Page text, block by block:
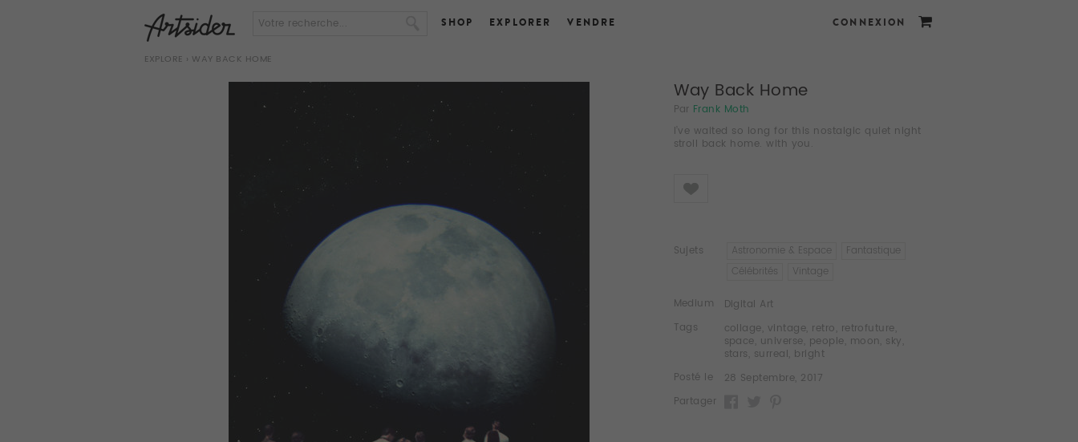
SHOP EXPLORER VENDRE CONNEXION
EXPLORE › WAY BACK HOME
Way Back Home
Par Frank Moth
I’ve waited so long for this nostalgic quiet night
stroll back home. with you.
Like
Sujets Astronomie & Espace
Fantastique
Célébrités
Vintage
Medium
Digital Art
Tags
collage vintage retro retrofuture
space universe people moon sky
stars surreal bright
Posté le
28 Septembre, 2017
Partager